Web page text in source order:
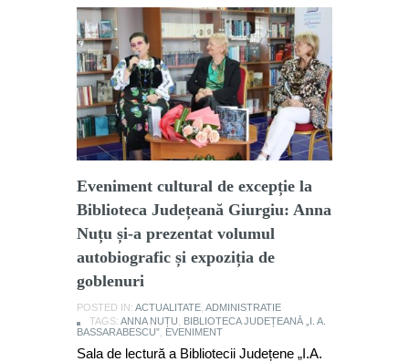
Eveniment cultural de excepție la
Biblioteca Județeană Giurgiu: Anna
Nuțu și-a prezentat volumul
autobiografic și expoziția de
goblenuri
POSTED IN: ACTUALITATE ADMINISTRATIE
TAGS: ANNA NUȚU
BIBLIOTECA JUDEȚEANĂ „I. A.
BASSARABESCU” EVENIMENT
Sala de lectură a Bibliotecii Județene „I.A.